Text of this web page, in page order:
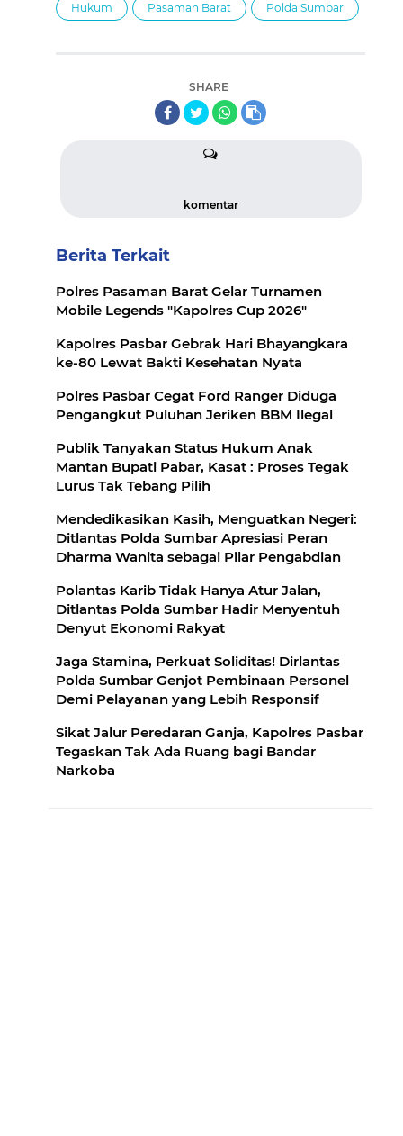
Hukum Pasaman Barat Polda Sumbar
SHARE
komentar
Berita Terkait
Polres Pasaman Barat Gelar Turnamen
Mobile Legends "Kapolres Cup 2026"
Kapolres Pasbar Gebrak Hari Bhayangkara
ke-80 Lewat Bakti Kesehatan Nyata
Polres Pasbar Cegat Ford Ranger Diduga
Pengangkut Puluhan Jeriken BBM Ilegal
Publik Tanyakan Status Hukum Anak
Mantan Bupati Pabar, Kasat : Proses Tegak
Lurus Tak Tebang Pilih
Mendedikasikan Kasih, Menguatkan Negeri:
Ditlantas Polda Sumbar Apresiasi Peran
Dharma Wanita sebagai Pilar Pengabdian
Polantas Karib Tidak Hanya Atur Jalan,
Ditlantas Polda Sumbar Hadir Menyentuh
Denyut Ekonomi Rakyat
Jaga Stamina, Perkuat Soliditas! Dirlantas
Polda Sumbar Genjot Pembinaan Personel
Demi Pelayanan yang Lebih Responsif
Sikat Jalur Peredaran Ganja, Kapolres Pasbar
Tegaskan Tak Ada Ruang bagi Bandar
Narkoba